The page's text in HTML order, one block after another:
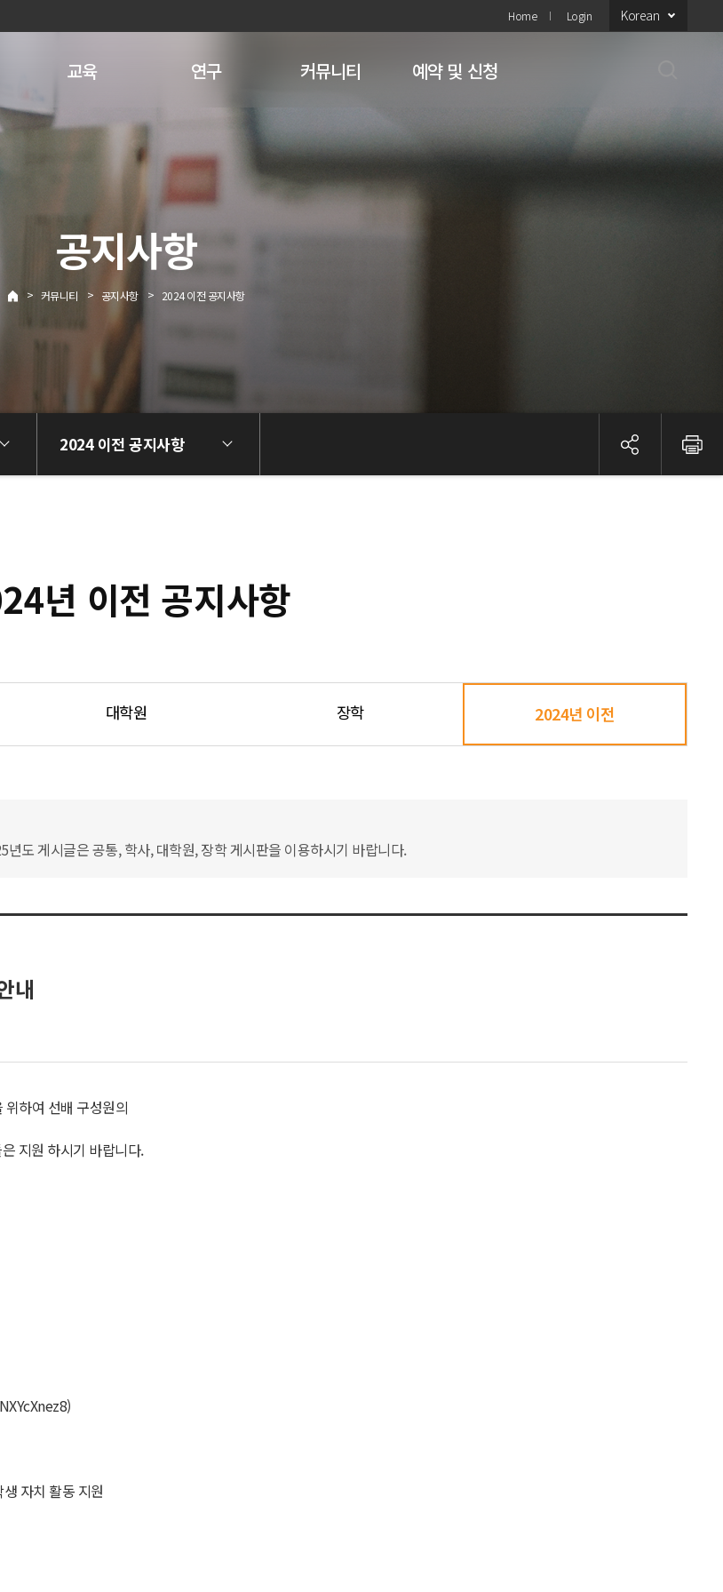
Home Login Korean
교육 연구 커뮤니티 예약 및 신청
공지사항
> 커뮤니티 > 공지사항 > 2024 이전 공지사항
2024 이전 공지사항
년 이전 공지사항
대학원 장학 2024년 이전
도 게시글은 공통, 학사, 대학원, 장학 게시판을 이용하시기 바랍니다.
내
하여 선배 구성원의
지원 하시기 바랍니다.
자치 활동 지원